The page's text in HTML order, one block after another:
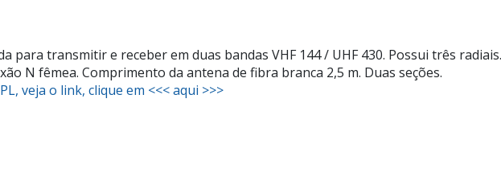
para transmitir e receber em duas bandas VHF 144 / UHF 430. Possui três
N fêmea. Comprimento da antena de fibra branca 2,5 m. Duas seções.
veja o link, clique em <<< aqui >>>